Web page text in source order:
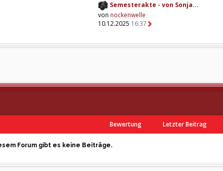
Semesterakte - von Sonja...
von nockenwelle
10.12.2025 16:37
Bewertung Letzter Beitrag
Forum gibt es keine Beiträge.